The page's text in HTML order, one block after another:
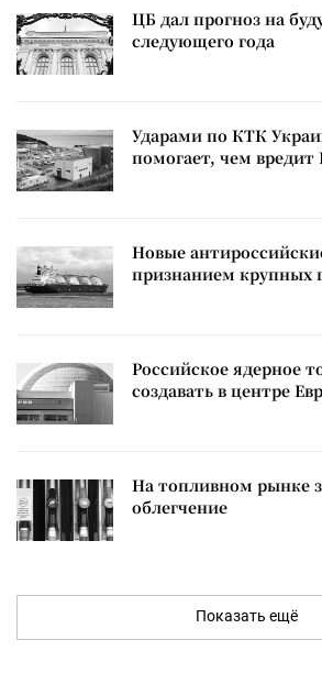
ЦБ дал прогноз на
следующего года
Ударами по КТК
помогает, чем вредит
Новые
признанием крупных
Российское ядерное
создавать в центре
На топливном рынке
облегчение
Показать ещё